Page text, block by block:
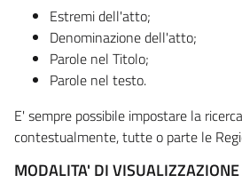
Estremi dell'atto;
Denominazione dell'atto;
Parole nel Titolo;
Parole nel testo.
E' sempre possibile impostare la
contestualmente, tutte o parte le
MODALITA' DI VISUALIZZAZIONE